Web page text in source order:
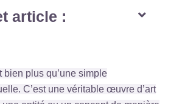
article :
bien plus qu’une simple
C’est une véritable œuvre d’art